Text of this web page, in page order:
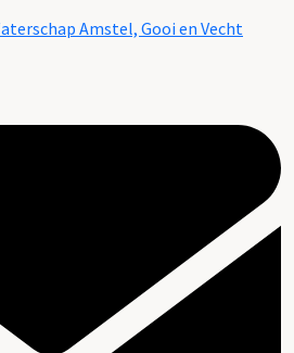
Amstel, Gooi en Vecht